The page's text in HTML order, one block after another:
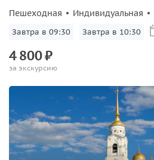
Пешеходная Индивидуальная
Завтра в 09:30 Завтра в 10:30
4800₽
за экскурсию